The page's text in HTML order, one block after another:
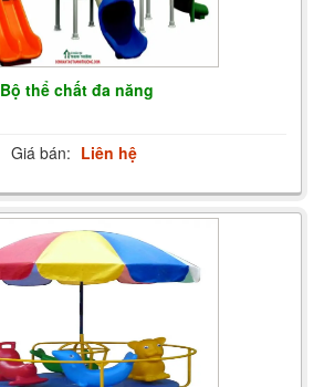
Bộ thể chất đa năng
Giá bán: Liên hệ